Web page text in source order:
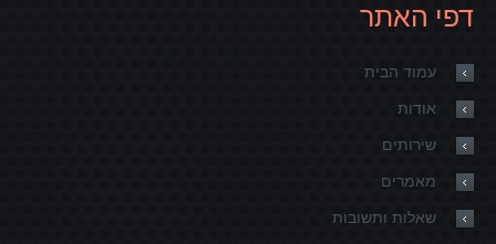
דפי האתר
עמוד הבית
אודות
שירותים
מאמרים
שאלות ותשובות